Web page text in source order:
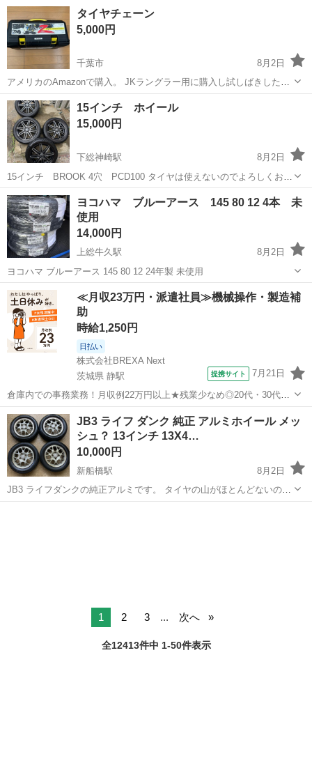
さい。走行距離は2万kmくらいです。 詳しいことは分からないので写
真を見て判断お願いし...
千葉 野田市 清水公園駅
タイヤチェーン
5,000円
千葉市
8月2日
アメリカのAmazonで購入。 JKラングラー用に購入し試しばきしただ
けの新品同様です。 箱は少し潰れていますのでお安く出品します。 雪
の日用の安心材料として購入しただけで私自身、車のことは質問され
てもわかりません、、、 ご...
千葉 千葉市 タイヤ、ホイール
15インチ ホイール
15,000円
下総神崎駅
8月2日
15インチ BROOK 4穴 PCD100 タイヤは使えないのでよろしくお願
いします
千葉 香取郡
ヨコハマ ブルーアース 145 80 12 4本 未
使用
14,000円
上総牛久駅
8月2日
ヨコハマ ブルーアース 145 80 12 24年製 未使用
千葉 市原市 上総牛久駅 タイヤ、ホイール
≪月収23万円・派遣社員≫機械操作・製造補
助
時給1,250円
日払い
株式会社BREXA Next
茨城県 静駅
提携サイト 7月21日
倉庫内での事務業務！月収例22万円以上★残業少なめ◎20代・30代・
40代の男女活躍中！空調完備で快適作業★食堂利用可◎マイカー通勤
OK◎無料駐車場完備！《茨城県常陸大宮市》 人気の工場のお仕事 ◇
電子部品製造倉庫内の事務...
茨城 常陸大宮市 静駅 その他
JB3 ライフ ダンク 純正 アルミホイール メッ
シュ？ 13インチ 13X4…
10,000円
新船橋駅
8月2日
JB3 ライフダンクの純正アルミです。 タイヤの山がほとんどないので
交換前提でお願いします。
1 2 3 ... 次へ
全12413件中 1-50件表示